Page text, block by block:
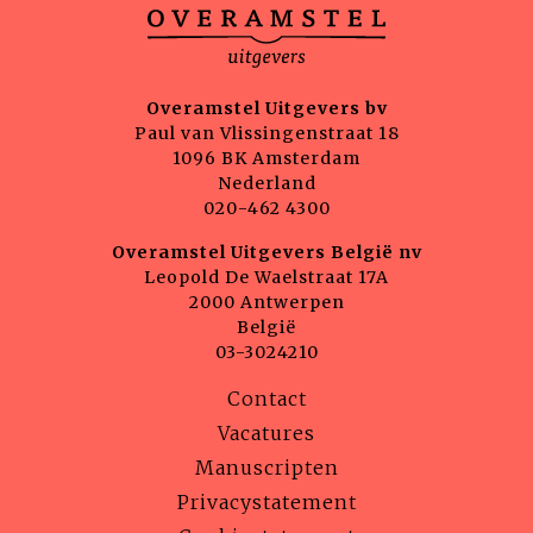
Overamstel Uitgevers bv
Paul van Vlissingenstraat 18
1096 BK Amsterdam
Nederland
020-462 4300
Overamstel Uitgevers België nv
Leopold De Waelstraat 17A
2000 Antwerpen
België
03-3024210
Contact
Vacatures
Manuscripten
Privacystatement